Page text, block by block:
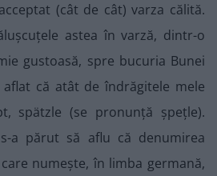
(cât de cât) varza călită.
astea în varză, dintr-o
gustoasă, spre bucuria Bunei
că atât de îndrăgitele mele
spätzle (se pronunță șpețle).
a părut să aflu că denumirea
numește, în limba germană,